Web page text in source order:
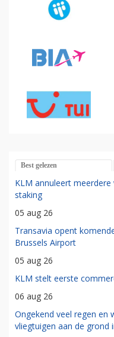
Best gelezen
KLM annuleert
staking
05 aug 26
Transavia opent
Brussels Airport
05 aug 26
KLM stelt eerste
06 aug 26
Ongekend veel regen en
vliegtuigen aan de grond